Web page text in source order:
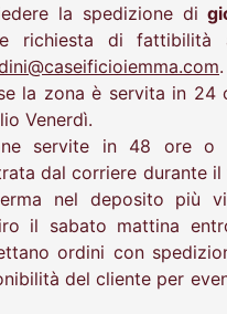
la spedizione di
e richiesta di fattibilità
.
la zona è servita in 24
Venerdì.
servite in 48 ore o
dal corriere durante
nel deposito più
il sabato mattina
ordini con
del cliente per